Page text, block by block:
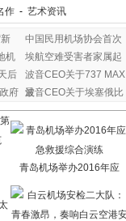
作 - 艺术资讯
中国民用机场协会首次
机
埃航空难受害者家属起
后
波音CEO关于737 MAX
最
府 波音CEO关于埃塞俄比
亚
青岛机场举办2016年应